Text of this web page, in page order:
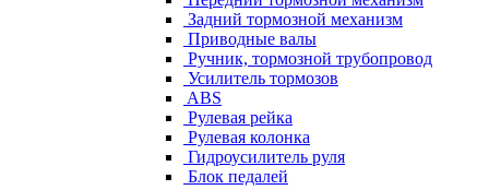
Задний тормозной механизм
Приводные валы
Ручник, тормозной трубопровод
Усилитель тормозов
ABS
Рулевая рейка
Рулевая колонка
Гидроусилитель руля
Блок педалей